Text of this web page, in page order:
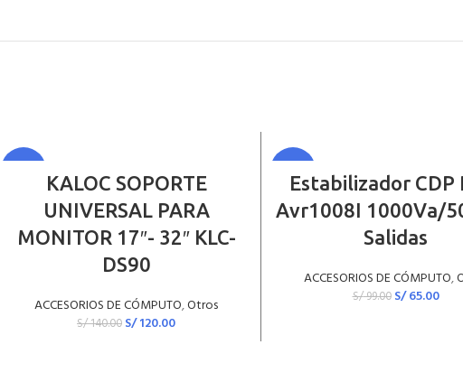
KALOC SOPORTE
UNIVERSAL PARA
MONITOR 17″- 32″ KLC-
DS90
ACCESORIOS DE CÓMPUTO,Otros
S/140.00 S/120.00
Estabilizador CDP
Avr1008I 1000Va/
Salidas
ACCESORIOS DE CÓMPUTO,
S/99.00 S/65.00